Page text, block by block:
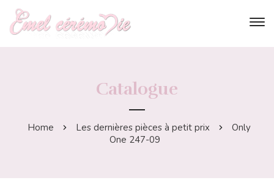
Catalogue
Home Les dernières pièces à petit prix
Only
One 247-09